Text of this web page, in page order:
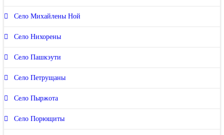
Село Михайлены Ной
Село Нихорены
Село Пашкэути
Село Петрущаны
Село Пыржота
Село Порющиты